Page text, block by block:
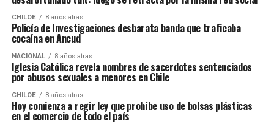
CHILOE 8 años atras
Policía de Investigaciones desbarata banda que traficaba
cocaína en Ancud
NACIONAL 8 años atras
Iglesia Católica revela nombres de sacerdotes sentenciados
por abusos sexuales a menores en Chile
CHILOE 8 años atras
Hoy comienza a regir ley que prohíbe uso de bolsas plásticas
en el comercio de todo el país